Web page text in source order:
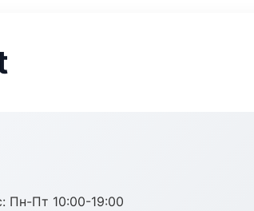
Пн-Пт 10:00-19:00